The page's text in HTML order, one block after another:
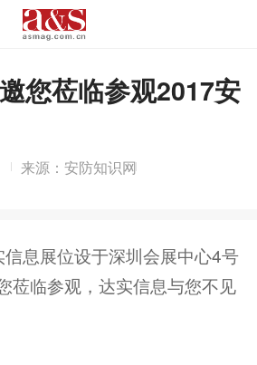
您莅临参观2017安
来源：安防知识网
息展位设于深圳会展中心4号
莅临参观，达实信息与您不见